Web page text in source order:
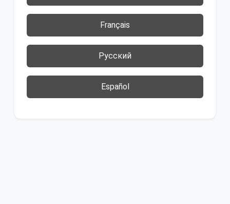
Français
Русский
Español